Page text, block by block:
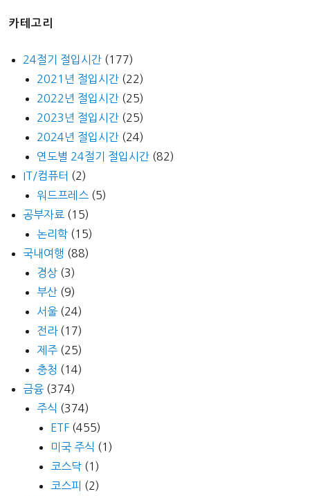
카테고리
24절기 절입시간 (177)
2021년 절입시간 (22)
2022년 절입시간 (25)
2023년 절입시간 (25)
2024년 절입시간 (24)
연도별 24절기 절입시간 (82)
IT/컴퓨터 (2)
워드프레스 (5)
공부자료 (15)
논리학 (15)
국내여행 (88)
경상 (3)
부산 (9)
서울 (24)
전라(17)
제주 (25)
충청 (14)
금융 (374)
주식 (374)
ETF (455)
미국 주식 (1)
코스닥 (1)
코스피 (2)